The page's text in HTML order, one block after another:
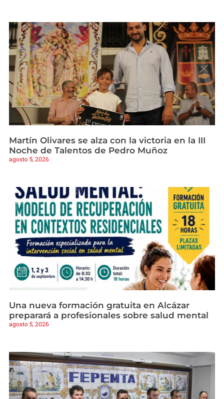
Martín Olivares se alza con la victoria en la III
Noche de Talentos de Pedro Muñoz
agosto 5, 2026
Una nueva formación gratuita en Alcázar
preparará a profesionales sobre salud mental
agosto 5, 2026